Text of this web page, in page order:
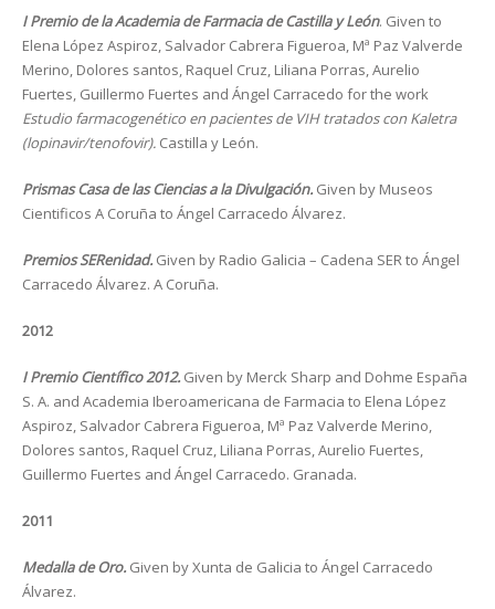
I Premio de la Academia de Farmacia de Castilla y León. Given to
Elena López Aspiroz, Salvador Cabrera Figueroa, Mª Paz Valverde
Merino, Dolores santos, Raquel Cruz, Liliana Porras, Aurelio
Fuertes, Guillermo Fuertes and Ángel Carracedo for the work
Estudio farmacogenético en pacientes de VIH tratados con Kaletra
(lopinavir/tenofovir). Castilla y León.
Prismas Casa de las Ciencias a la Divulgación. Given by Museos
Cientificos A Coruña to Ángel Carracedo Álvarez.
Premios SERenidad. Given by Radio Galicia – Cadena SER to Ángel
Carracedo Álvarez. A Coruña.
2012
I Premio Científico 2012. Given by Merck Sharp and Dohme España
S. A. and Academia Iberoamericana de Farmacia to Elena López
Aspiroz, Salvador Cabrera Figueroa, Mª Paz Valverde Merino,
Dolores santos, Raquel Cruz, Liliana Porras, Aurelio Fuertes,
Guillermo Fuertes and Ángel Carracedo. Granada.
2011
Medalla de Oro. Given by Xunta de Galicia to Ángel Carracedo
Álvarez.